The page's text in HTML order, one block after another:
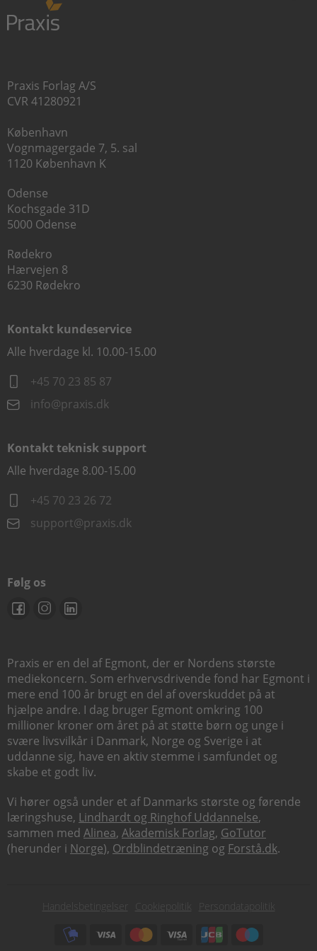
Praxis Forlag A/S
CVR 41280921
København
Vognmagergade 7, 5. sal
1120 København K
Odense
Kochsgade 31D
5000 Odense
Rødekro
Hærvejen 8
6230 Rødekro
Kontakt kundeservice
Alle hverdage kl. 10.00-15.00
+45 70 23 85 87
info@praxis.dk
Kontakt teknisk support
Alle hverdage 8.00-15.00
+45 70 23 26 72
support@praxis.dk
Følg os
Praxis er en del af Egmont, der er Nordens største
mediekoncern. Som erhvervsdrivende fond har Egmont i
mere end 100 år brugt en del af overskuddet på at
hjælpe andre. I dag bruger Egmont omkring 100
millioner kroner om året på at støtte børn og unge i
svære livsvilkår i Danmark, Norge og Sverige i at
uddanne sig, have en aktiv stemme i samfundet og
skabe et godt liv.
Vi hører også under et af Danmarks største og førende
læringshuse, Lindhardt og Ringhof Uddannelse,
sammen med Alinea, Akademisk Forlag, GoTutor
(herunder i Norge), Ordblindetræning og Forstå.dk.
Subfooter
Handelsbetingelser Cookiepolitik
Persondatapolitik
Subfooter
payment